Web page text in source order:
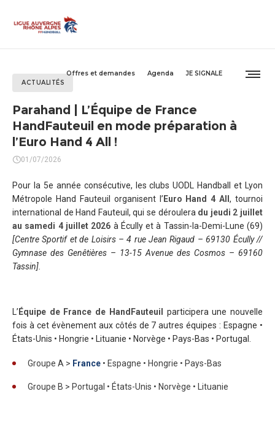
Offres et demandes Agenda
JE SIGNALE
ACTUALITÉS
Parahand | L’Équipe de France
HandFauteuil en mode préparation à
l’Euro Hand 4 All !
01/07/2026
Pour la 5e année consécutive, les clubs UODL Handball et Lyon
Métropole Hand Fauteuil organisent l’ Euro Hand 4 All, tournoi
international de Hand Fauteuil, qui se déroulera du jeudi 2 juillet
au samedi 4 juillet 2026 à Écully et à Tassin-la-Demi-Lune (69)
[Centre Sportif et de Loisirs – 4 rue Jean Rigaud – 69130 Écully //
Gymnase des Genêtières – 13-15 Avenue des Cosmos – 69160
Tassin].
L’ Équipe de France de HandFauteuil
participera une nouvelle
fois à cet évènement aux côtés de 7 autres équipes : Espagne •
États-Unis • Hongrie • Lituanie • Norvège • Pays-Bas • Portugal.
Groupe A > France • Espagne • Hongrie • Pays-Bas
Groupe B > Portugal • États-Unis • Norvège • Lituanie